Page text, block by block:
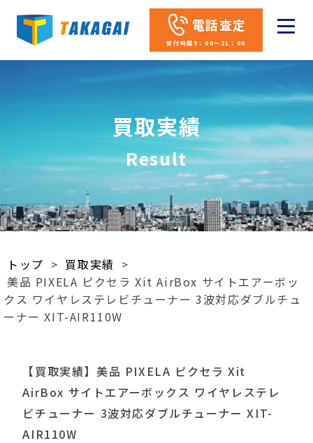
電話査定
受付時間9：00～21：00
買取実績
Result
トップ > 買取実績 >
美品 PIXELA ピクセラ Xit AirBox サイトエアーボッ
クス ワイヤレステレビチューナー 3波対応ダブルチュ
ーナー XIT-AIR110W
【買取実績】美品 PIXELA ピクセラ Xit
AirBox サイトエアーボックス ワイヤレステレ
ビチューナー 3波対応ダブルチューナー XIT-
AIR110W